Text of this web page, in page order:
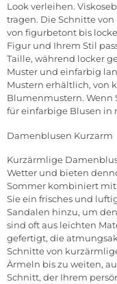
Look verleihen.
tragen. Die Schnitte
von figurbetont bis
Figur und Ihrem Stil
Taille, während locker
Muster und einfarbig
Mustern erhältlich, von
Blumenmustern. Wenn
für einfarbige Blusen in
Damenblusen Kurzarm
Kurzärmlige
Wetter und bieten
Sommer kombiniert mit
Sie ein frisches und
Sandalen hinzu, um
sind oft aus leichten
gefertigt, die
Schnitte von
Ärmeln bis zu weiten,
Schnitt, der Ihrem